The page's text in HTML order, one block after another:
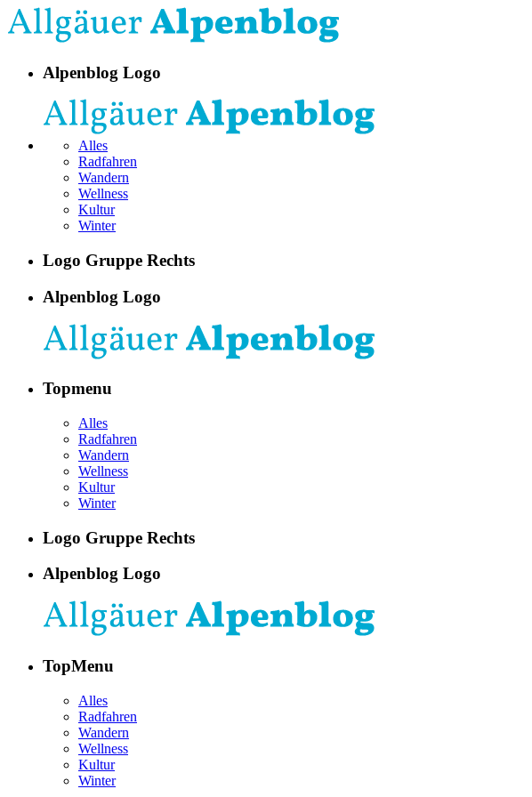
Alpenblog Logo
Alles
Radfahren
Wandern
Wellness
Kultur
Winter
Logo Gruppe Rechts
Alpenblog Logo
Topmenu
Alles
Radfahren
Wandern
Wellness
Kultur
Winter
Logo Gruppe Rechts
Alpenblog Logo
TopMenu
Alles
Radfahren
Wandern
Wellness
Kultur
Winter